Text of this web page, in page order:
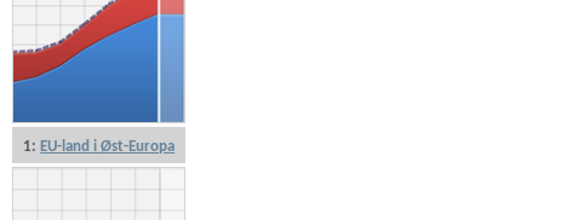
1: EU-land i Øst-Europa